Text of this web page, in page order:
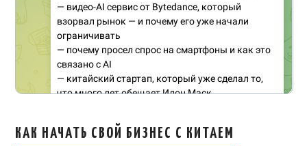
КАК НАЧАТЬ СВОЙ БИЗНЕС С КИТАЕМ